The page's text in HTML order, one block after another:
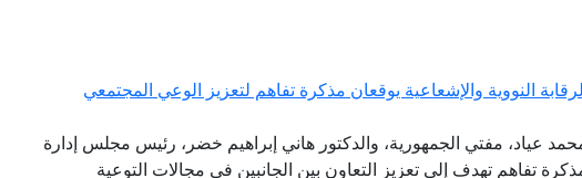
النووية والإشعاعية يوقعان مذكرة تفاهم لتعزيز الوعي المجتمعي
عياد، مفتي الجمهورية، والدكتور هاني إبراهيم خضر، رئيس مجلس إدارة
مذكرة تفاهم تهدف إلى تعزيز التعاون بين الجانبين في مجالات التوعية